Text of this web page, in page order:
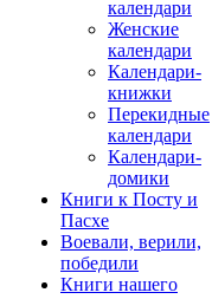
календари
Женские
календари
Календари-
книжки
Перекидные
календари
Календари-
домики
Книги к Посту и
Пасхе
Воевали, верили,
победили
Книги нашего